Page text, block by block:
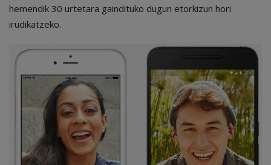
hemendik 30 urtetara gaindituko dugun etorkizun hori
irudikatzeko.